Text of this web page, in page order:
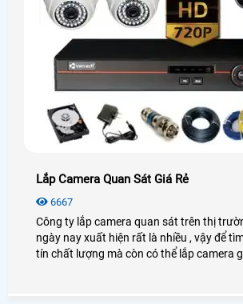
Lắp Camera Quan Sát Giá Rẻ
6667
Công ty lắp camera quan sát trên thị
ngày nay xuất hiện rất là nhiều , vậy để
tín chất lượng mà còn có thể lắp camera